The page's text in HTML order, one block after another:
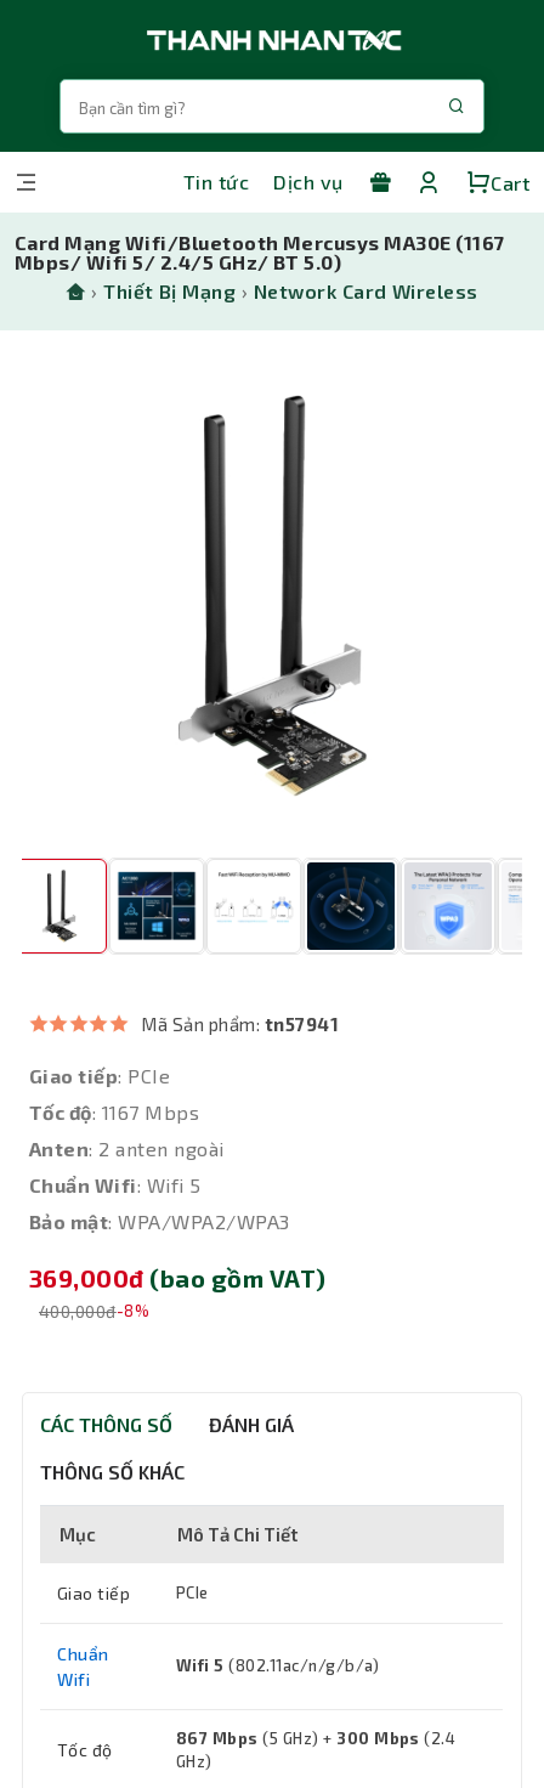
Tin tức Dịch vụ Cart
Card Mạng Wifi/Bluetooth Mercusys MA30E (1167
Mbps/ Wifi 5/ 2.4/5 GHz/ BT 5.0)
›Thiết Bị Mạng › Network Card Wireless
Mã Sản phẩm: tn57941
Giao tiếp: PCIe
Tốc độ: 1167 Mbps
Anten: 2 anten ngoài
Chuẩn Wifi: Wifi 5
Bảo mật: WPA/WPA2/WPA3
369,000đ (bao gồm VAT)
400,000đ-8%
CÁC THÔNG SỐ ĐÁNH GIÁ
THÔNG SỐ KHÁC
Mục Mô Tả Chi Tiết
Giao tiếp PCIe
Chuẩn
Wifi
Wifi 5 (802.11ac/n/g/b/a)
Tốc độ
867 Mbps (5 GHz) + 300 Mbps (2.4
GHz)